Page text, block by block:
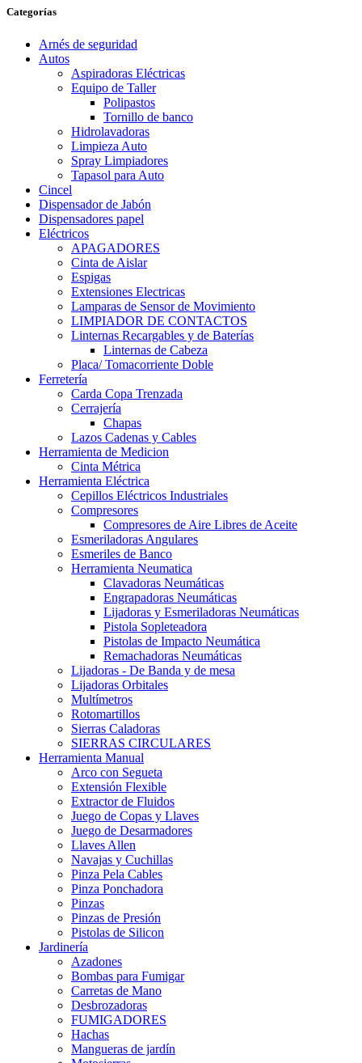
Categorías
Arnés de seguridad
Autos
Aspiradoras Eléctricas
Equipo de Taller
Polipastos
Tornillo de banco
Hidrolavadoras
Limpieza Auto
Spray Limpiadores
Tapasol para Auto
Cincel
Dispensador de Jabón
Dispensadores papel
Eléctricos
APAGADORES
Cinta de Aislar
Espigas
Extensiones Electricas
Lamparas de Sensor de Movimiento
LIMPIADOR DE CONTACTOS
Linternas Recargables y de Baterías
Linternas de Cabeza
Placa/ Tomacorriente Doble
Ferretería
Carda Copa Trenzada
Cerrajería
Chapas
Lazos Cadenas y Cables
Herramienta de Medicion
Cinta Métrica
Herramienta Eléctrica
Cepillos Eléctricos Industriales
Compresores
Compresores de Aire Libres de Aceite
Esmeriladoras Angulares
Esmeriles de Banco
Herramienta Neumatica
Clavadoras Neumáticas
Engrapadoras Neumáticas
Lijadoras y Esmeriladoras Neumáticas
Pistola Sopleteadora
Pistolas de Impacto Neumática
Remachadoras Neumáticas
Lijadoras - De Banda y de mesa
Lijadoras Orbitales
Multímetros
Rotomartillos
Sierras Caladoras
SIERRAS CIRCULARES
Herramienta Manual
Arco con Segueta
Extensión Flexible
Extractor de Fluidos
Juego de Copas y Llaves
Juego de Desarmadores
Llaves Allen
Navajas y Cuchillas
Pinza Pela Cables
Pinza Ponchadora
Pinzas
Pinzas de Presión
Pistolas de Silicon
Jardinería
Azadones
Bombas para Fumigar
Carretas de Mano
Desbrozadoras
FUMIGADORES
Hachas
Mangueras de jardín